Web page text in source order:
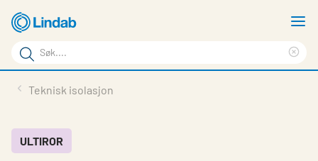
hovedinnhold
Søkeord
Søk
på
Last ned
Teknisk isolasjon
ULTIROR